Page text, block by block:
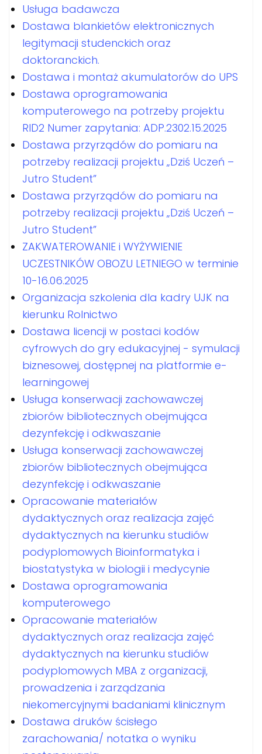
Usługa badawcza
Dostawa blankietów elektronicznych
legitymacji studenckich oraz
doktoranckich.
Dostawa i montaż akumulatorów do UPS
Dostawa oprogramowania
komputerowego na potrzeby projektu
RID2 Numer zapytania: ADP.2302.15.2025
Dostawa przyrządów do pomiaru na
potrzeby realizacji projektu „Dziś Uczeń –
Jutro Student”
Dostawa przyrządów do pomiaru na
potrzeby realizacji projektu „Dziś Uczeń –
Jutro Student”
ZAKWATEROWANIE i WYŻYWIENIE
UCZESTNIKÓW OBOZU LETNIEGO w terminie
10-16.06.2025
Organizacja szkolenia dla kadry UJK na
kierunku Rolnictwo
Dostawa licencji w postaci kodów
cyfrowych do gry edukacyjnej - symulacji
biznesowej, dostępnej na platformie e-
learningowej
Usługa konserwacji zachowawczej
zbiorów bibliotecznych obejmująca
dezynfekcję i odkwaszanie
Usługa konserwacji zachowawczej
zbiorów bibliotecznych obejmująca
dezynfekcję i odkwaszanie
Opracowanie materiałów
dydaktycznych oraz realizacja zajęć
dydaktycznych na kierunku studiów
podyplomowych Bioinformatyka i
biostatystyka w biologii i medycynie
Dostawa oprogramowania
komputerowego
Opracowanie materiałów
dydaktycznych oraz realizacja zajęć
dydaktycznych na kierunku studiów
podyplomowych MBA z organizacji,
prowadzenia i zarządzania
niekomercyjnymi badaniami klinicznym
Dostawa druków ścisłego
zarachowania/ notatka o wyniku